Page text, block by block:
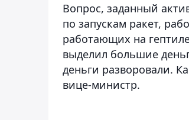
Вопрос, заданный
по запускам ракет,
работающих на
выделил большие
деньги разворовали.
вице-министр.